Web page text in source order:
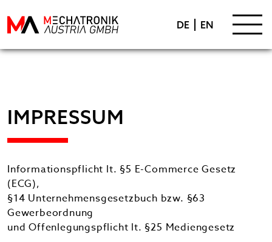
DE EN
KARRIERE
DOWNLOADS
IMPRESSUM
Informationspflicht lt. §5 E-Commerce Gesetz
(ECG),
§14 Unternehmensgesetzbuch bzw. §63
Gewerbeordnung
und Offenlegungspflicht lt. §25 Mediengesetz